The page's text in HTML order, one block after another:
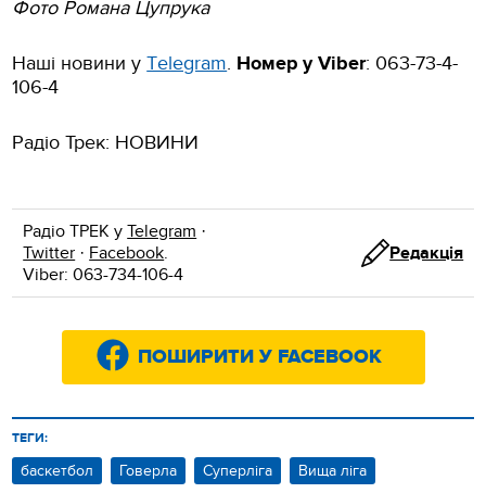
Фото Романа Цупрука
Наші новини уТelegram. Номер у Viber: 063-73-4-
106-4
Радіо Трек: НОВИНИ
Радіо ТРЕК уTelegram ·
Twitter · Facebook.
Viber: 063-734-106-4
Редакція
ПОШИРИТИ У FACEBOOK
ТЕГИ:
баскетбол Говерла Суперліга Вища ліга